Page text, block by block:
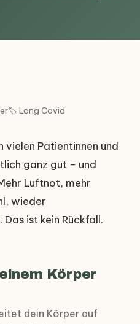
🏷️ Long Covid
vielen Patientinnen und
ganz gut – und
Luftnot, mehr
wieder
ist kein Rückfall.
Körper
dein Körper auf